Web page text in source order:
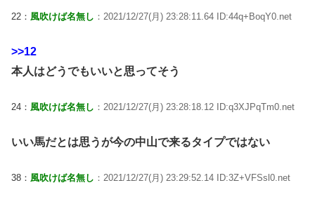
22： 風吹けば名無し ：2021/12/27(月) 23:28:11.64 ID:44q+BoqY0.net
>>12
本人はどうでもいいと思ってそう
24： 風吹けば名無し ：2021/12/27(月) 23:28:18.12 ID:q3XJPqTm0.net
いい馬だとは思うが今の中山で来るタイプではない
38： 風吹けば名無し ：2021/12/27(月) 23:29:52.14 ID:3Z+VFSsl0.net